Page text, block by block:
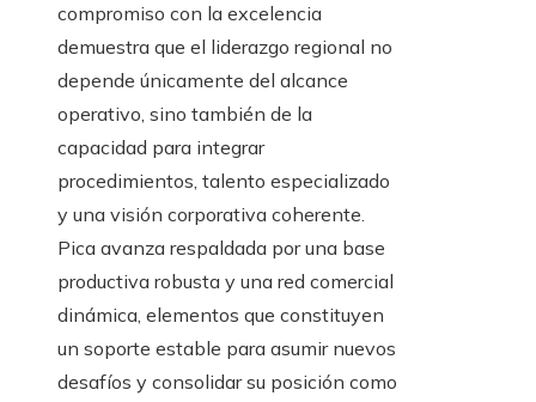
compromiso con la excelencia
demuestra que el liderazgo regional no
depende únicamente del alcance
operativo, sino también de la
capacidad para integrar
procedimientos, talento especializado
y una visión corporativa coherente.
Pica avanza respaldada por una base
productiva robusta y una red comercial
dinámica, elementos que constituyen
un soporte estable para asumir nuevos
desafíos y consolidar su posición como